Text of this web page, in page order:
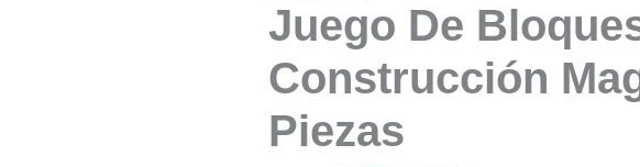
Juego De
Construcción
Piezas